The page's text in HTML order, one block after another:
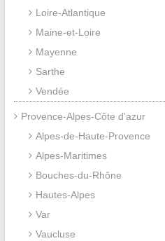
Loire-Atlantique
Maine-et-Loire
Mayenne
Sarthe
Vendée
Provence-Alpes-Côte d'azur
Alpes-de-Haute-Provence
Alpes-Maritimes
Bouches-du-Rhône
Hautes-Alpes
Var
Vaucluse